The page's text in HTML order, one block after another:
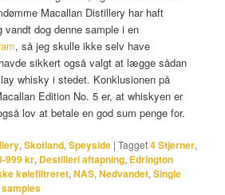
Macallan Distillery har haft
vandt dog denne sample i en
, så jeg skulle ikke selv have
sikkert også valgt at lægge sådan
whisky i stedet. Konklusionen på
Edition No. 5 er, at whiskyen er
lov at betale en god sum penge for.
,Skotland,Speyside |Tagget4 Stjerner,
999 kr, Destilleri aftapning, Edrington
kølefiltreret,NAS,Nedvandet,Single